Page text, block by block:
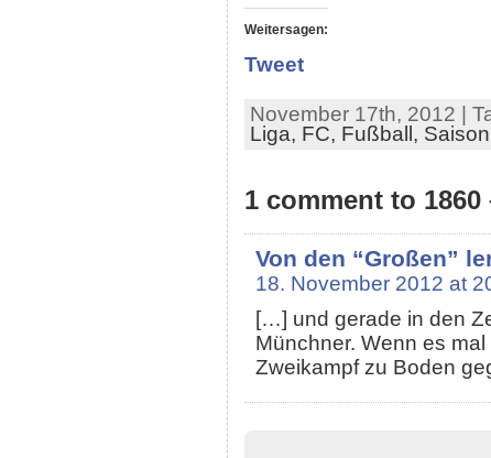
Weitersagen:
Tweet
November 17th, 2012 |
Liga, FC, Fußball,
1 comment to
Von den “Großen”
18. November 2012 at
[…] und gerade in den
Münchner. Wenn es
Zweikampf zu Boden